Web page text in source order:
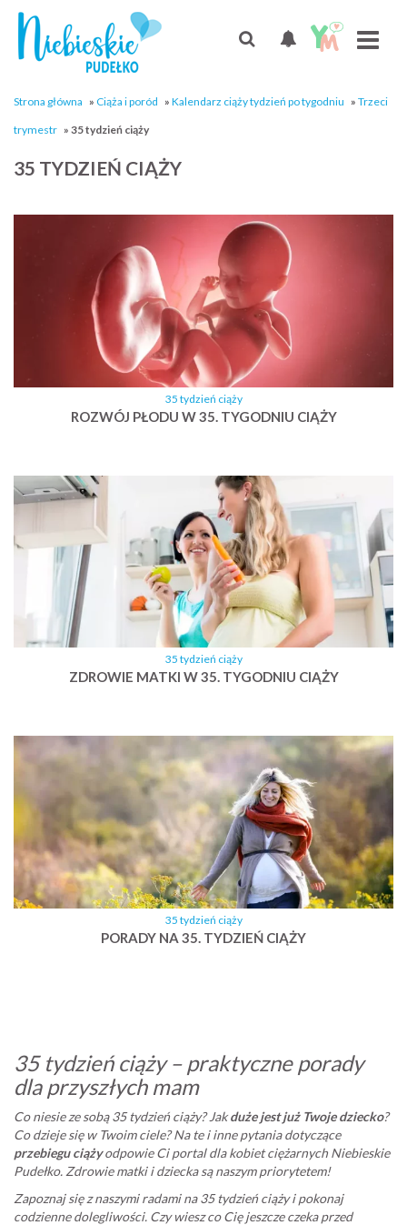
Strona główna » Ciąża i poród » Kalendarz ciąży tydzień po tygodniu » Trzeci
trymestr » 35 tydzień ciąży
35 TYDZIEŃ CIĄŻY
35 tydzień ciąży
ROZWÓJ PŁODU W 35. TYGODNIU CIĄŻY
35 tydzień ciąży
ZDROWIE MATKI W 35. TYGODNIU CIĄŻY
35 tydzień ciąży
PORADY NA 35. TYDZIEŃ CIĄŻY
35 tydzień ciąży – praktyczne porady
dla przyszłych mam
Co niesie ze sobą 35 tydzień ciąży? Jakduże jest już Twoje dziecko?
Co dzieje się w Twoim ciele? Na te i inne pytania dotyczące
przebiegu ciążyodpowie Ci portal dla kobiet ciężarnych Niebieskie
Pudełko. Zdrowie matki i dziecka są naszym priorytetem!
Zapoznaj się z naszymi radami na 35 tydzień ciąży i pokonaj
codzienne dolegliwości. Czy wiesz co Cię jeszcze czeka przed